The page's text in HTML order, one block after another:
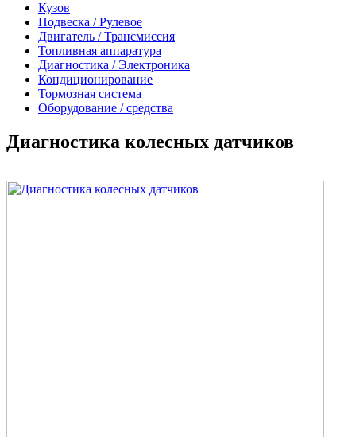
Кузов
Подвеска / Рулевое
Двигатель / Трансмиссия
Топливная аппаратура
Диагностика / Электроника
Кондиционирование
Тормозная система
Оборудование / средства
Диагностика колесных датчиков